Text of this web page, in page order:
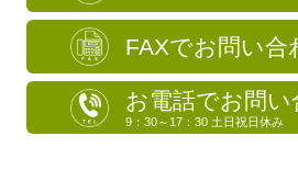
FAXでお問い合
お電話でお問い
9：30～17：30 土日祝日休み